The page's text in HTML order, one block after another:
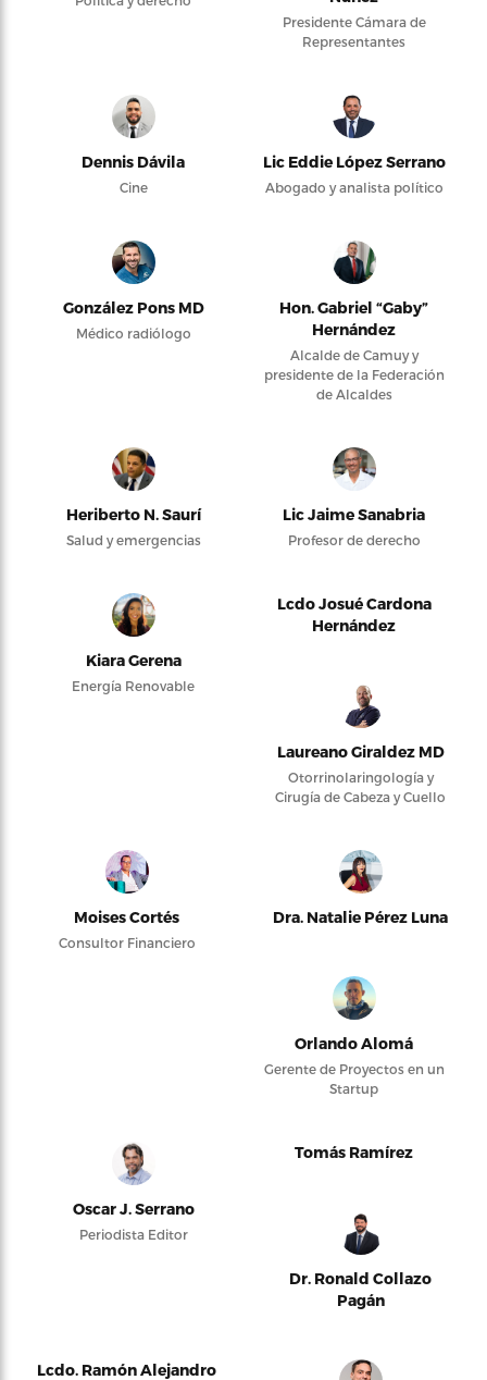
Presidente Cámara de
Representantes
Dennis Dávila
Cine
Lic Eddie López Serrano
Abogado y analista político
González Pons MD
Médico radiólogo
Hon. Gabriel “Gaby”
Hernández
Alcalde de Camuy y
presidente de la Federación
de Alcaldes
Heriberto N. Saurí
Salud y emergencias
Lic Jaime Sanabria
Profesor de derecho
Kiara Gerena
Energía Renovable
Lcdo Josué Cardona
Hernández
Laureano Giraldez MD
Otorrinolaringología y
Cirugía de Cabeza y Cuello
Moises Cortés
Consultor Financiero
Dra. Natalie Pérez Luna
Orlando Alomá
Gerente de Proyectos en un
Startup
Oscar J. Serrano
Periodista Editor
Tomás Ramírez
Dr. Ronald Collazo
Pagán
Lcdo. Ramón Alejandro